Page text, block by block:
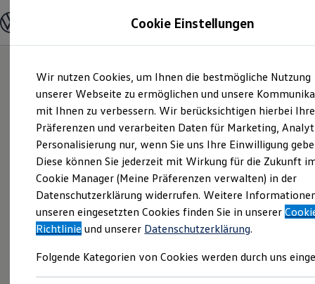
Hauptinhalt
springen
Footer
springen
Modelle und Konfigurator
Modelle vergleichen
Elektroautos
ENERGY Sondermodelle
Nutzfahrzeuge
SUV und CUV
Familienautos
Kombis
Kompaktwagen
Sportwagen
Schnell verfügbare Fahrzeuge
Angebote und Produkte
Aktuelle Angebote
E-Auto-Förderung
Volkswagen Marktplatz
Junge Gebrauchtwagen und Gebrauchtwagen
Cookie Einstellungen
Wir nutzen Cookies, um Ihnen die bestmögliche Nutzung
unserer Webseite zu ermöglichen und unsere
mit Ihnen zu verbessern. Wir berücksichtigen hierbei Ihre
Präferenzen und verarbeiten Daten für Marketing,
Personalisierung nur, wenn Sie uns Ihre Einwilligung
Diese können Sie jederzeit mit Wirkung für die Zukunft
Cookie Manager (Meine Präferenzen verwalten) in der
Datenschutzerklärung widerrufen. Weitere
unseren eingesetzten Cookies finden Sie in unserer
Richtlinie und unserer Datenschutzerklärung.
Folgende Kategorien von Cookies werden durch uns